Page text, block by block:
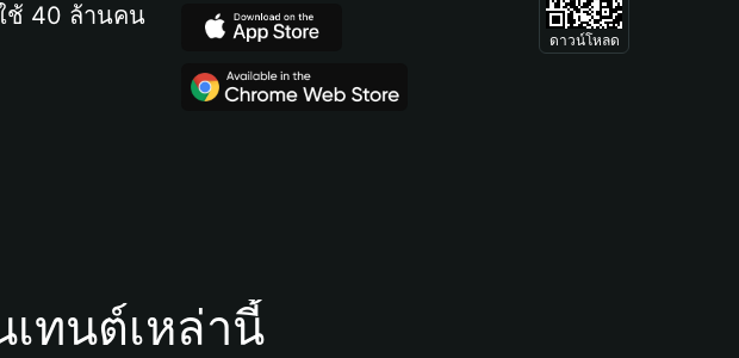
ช้ 40 ล้านคน
ดาวน์โหลด
ทนต์เหล่านี้